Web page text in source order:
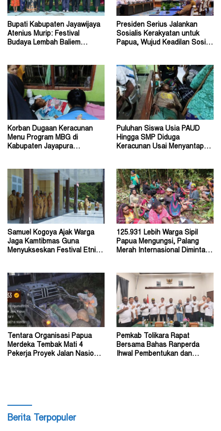
Bupati Kabupaten Jayawijaya
Atenius Murip: Festival
Budaya Lembah Baliem
Presiden Serius Jalankan
Sosialis Kerakyatan untuk
Papua, Wujud Keadilan Sosial
Korban Dugaan Keracunan
Menu Program MBG di
Kabupaten Jayapura
Puluhan Siswa Usia PAUD
Hingga SMP Diduga
Keracunan Usai Menyantap
Samuel Kogoya Ajak Warga
Jaga Kamtibmas Guna
Menyukseskan Festival Etnik
125.931 Lebih Warga Sipil
Papua Mengungsi, Palang
Merah Internasional Diminta
Tentara Organisasi Papua
Merdeka Tembak Mati 4
Pekerja Proyek Jalan Nasional
Pemkab Tolikara Rapat
Bersama Bahas Ranperda
Ihwal Pembentukan dan
Berita Terpopuler